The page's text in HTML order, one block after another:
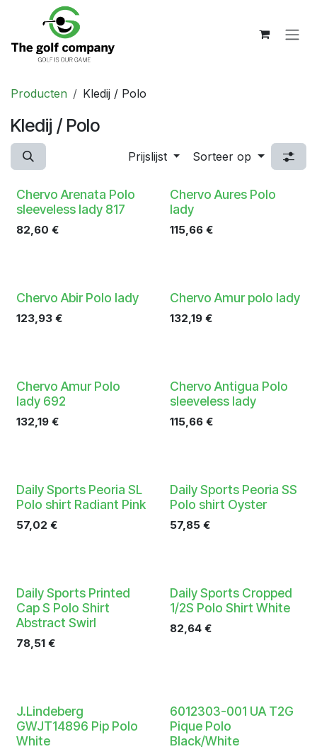
Overslaan naar inhoud
Producten Kledij / Polo
Kledij / Polo
Prijslijst Sorteer op
Chervo Arenata Polo
sleeveless lady 817
82,60 €
Chervo Aures Polo
lady
115,66€
Chervo Abir Polo lady
123,93 €
Chervo Amur polo lady
132,19€
Chervo Amur Polo
lady 692
132,19 €
Chervo Antigua Polo
sleeveless lady
115,66€
Daily Sports Peoria SL
Polo shirt Radiant Pink
57,02 €
Daily Sports Peoria SS
Polo shirt Oyster
57,85€
Daily Sports Printed
Cap S Polo Shirt
Abstract Swirl
78,51 €
Daily Sports Cropped
1/2S Polo Shirt White
82,64€
J.Lindeberg
GWJT14896 Pip Polo
White
6012303-001 UA T2G
Pique Polo
Black/White